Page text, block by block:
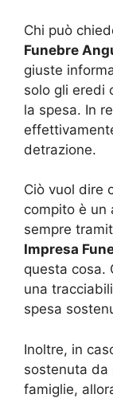
Chi può
Funebre
giuste
solo gli eredi
la spesa. In
detrazione.
Ciò vuol dire
compito è un
sempre
Impresa
questa cosa.
una
spesa
Inoltre, in
sostenuta da
famiglie,